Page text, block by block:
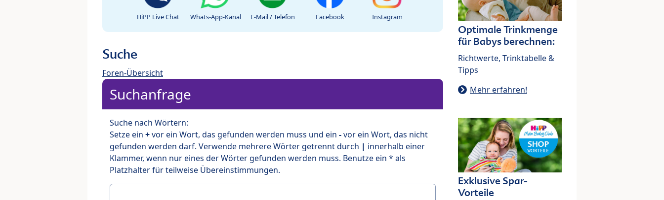
HiPP Live Chat Whats-App-Kanal E-Mail / Telefon Facebook Instagram
Suche
Foren-Übersicht
Suchanfrage
Suche nach Wörtern:
Setze ein +vor ein Wort, das gefunden werden muss und ein -vor ein Wort, das nicht
gefunden werden darf. Verwende mehrere Wörter getrennt durch | innerhalb einer
Klammer, wenn nur eines der Wörter gefunden werden muss. Benutze ein * als
Platzhalter für teilweise Übereinstimmungen.
Optimale Trinkmenge
für Babys berechnen:
Richtwerte, Trinktabelle &
Tipps
Mehr erfahren!
Exklusive Spar-
Vorteile